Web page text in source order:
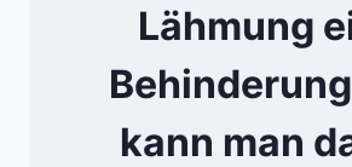
Lähmung
kann man